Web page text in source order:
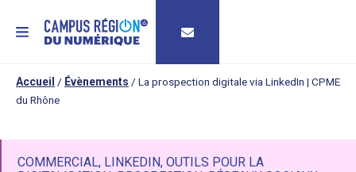
MENU
Accueil / Évènements / La prospection digitale via LinkedIn | CPME
du Rhône
COMMERCIAL, LINKEDIN, OUTILS POUR LA